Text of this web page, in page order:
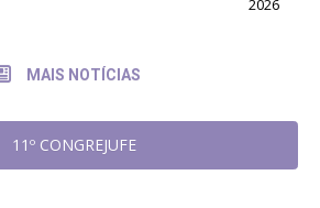
2026
MAIS NOTÍCIAS
11º CONGREJUFE